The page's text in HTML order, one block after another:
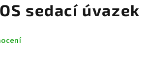
sedací úvazek